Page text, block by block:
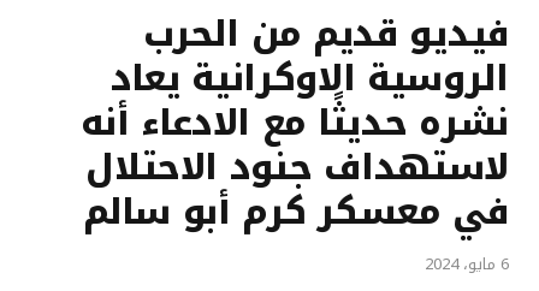
فيديو قديم من الحرب
الروسية الاوكرانية يعاد
نشره حديثًا مع الادعاء أنه
لاستهداف جنود الاحتلال
في معسكر كرم أبو سالم
6 مايو، 2024